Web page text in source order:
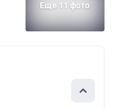
Еще 11 фото